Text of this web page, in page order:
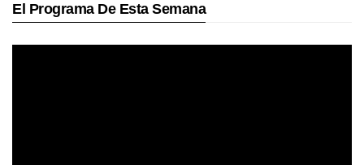
El Programa De Esta Semana